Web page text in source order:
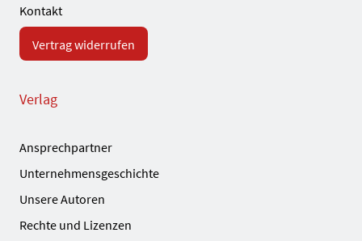
Kontakt
Vertrag widerrufen
Verlag
Ansprechpartner
Unternehmensgeschichte
Unsere Autoren
Rechte und Lizenzen